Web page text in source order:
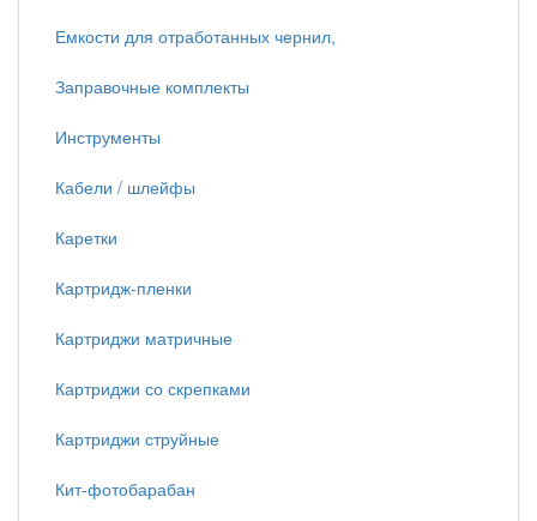
Емкости для отработанных чернил,
Заправочные комплекты
Инструменты
Кабели / шлейфы
Каретки
Картридж-пленки
Картриджи матричные
Картриджи со скрепками
Картриджи струйные
Кит-фотобарабан